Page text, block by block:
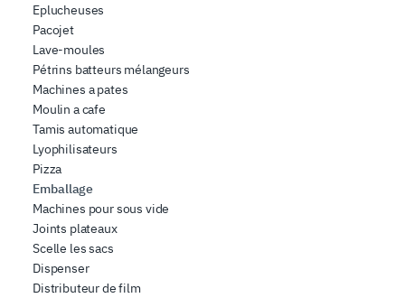
Eplucheuses
Pacojet
Lave-moules
Pétrins batteurs mélangeurs
Machines a pates
Moulin a cafe
Tamis automatique
Lyophilisateurs
Pizza
Emballage
Machines pour sous vide
Joints plateaux
Scelle les sacs
Dispenser
Distributeur de film